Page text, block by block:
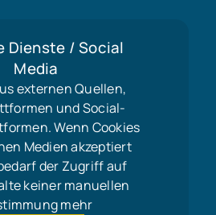
Dienste / Social
Media
externen Quellen,
und Social-
Wenn Cookies
Medien akzeptiert
der Zugriff auf
keiner manuellen
mehr